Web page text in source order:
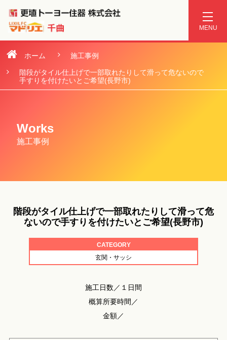
ホーム 施工事例
階段がタイル仕上げで一部取れたりして滑って危ないので
手すりを付けたいとご希望(長野市)
Works
施工事例
階段がタイル仕上げで一部取れたりして滑って危
ないので手すりを付けたいとご希望(長野市)
CATEGORY
玄関・サッシ
施工日数／１日間
概算所要時間／
金額／